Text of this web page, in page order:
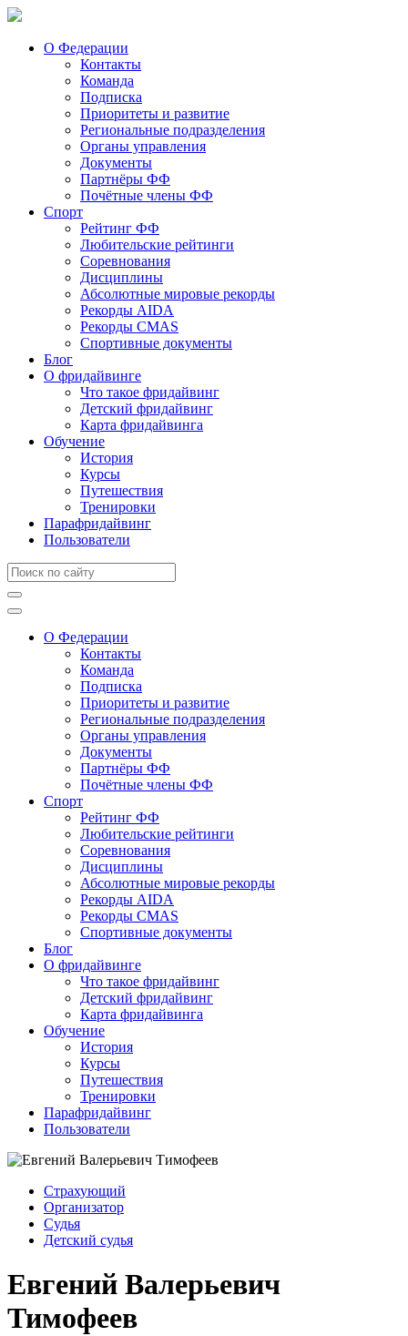
О Федерации
Контакты
Команда
Подписка
Приоритеты и развитие
Региональные подразделения
Органы управления
Документы
Партнёры ФФ
Почётные члены ФФ
Спорт
Рейтинг ФФ
Любительские рейтинги
Соревнования
Дисциплины
Абсолютные мировые рекорды
Рекорды AIDA
Рекорды CMAS
Спортивные документы
Блог
О фридайвинге
Что такое фридайвинг
Детский фридайвинг
Карта фридайвинга
Обучение
История
Курсы
Путешествия
Тренировки
Парафридайвинг
Пользователи
О Федерации
Контакты
Команда
Подписка
Приоритеты и развитие
Региональные подразделения
Органы управления
Документы
Партнёры ФФ
Почётные члены ФФ
Спорт
Рейтинг ФФ
Любительские рейтинги
Соревнования
Дисциплины
Абсолютные мировые рекорды
Рекорды AIDA
Рекорды CMAS
Спортивные документы
Блог
О фридайвинге
Что такое фридайвинг
Детский фридайвинг
Карта фридайвинга
Обучение
История
Курсы
Путешествия
Тренировки
Парафридайвинг
Пользователи
Страхующий
Организатор
Судья
Детский судья
Евгений Валерьевич
Тимофеев